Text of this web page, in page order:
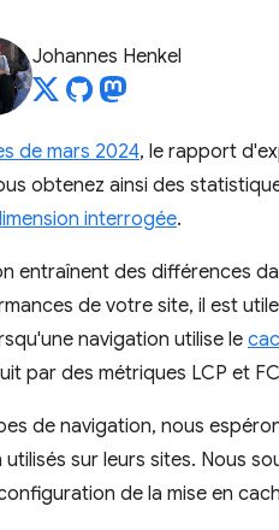
Johannes Henkel
de mars 2024, le rapport
obtenez ainsi des
interrogée.
entraînent des différences
de votre site, il est
navigation utilise le
par des métriques LCP et
de navigation, nous
sur leurs sites. Nous
de la mise en